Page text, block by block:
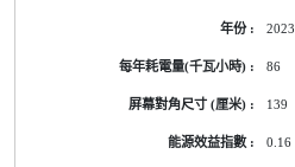
2023
86
139
0.16